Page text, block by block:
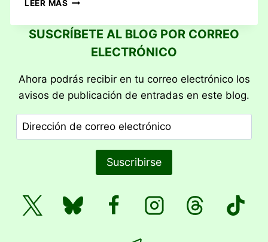
LEER MÁS
SUSCRÍBETE AL BLOG POR CORREO
ELECTRÓNICO
Ahora podrás recibir en tu correo electrónico los
avisos de publicación de entradas en este blog.
Dirección
de
Suscribirse